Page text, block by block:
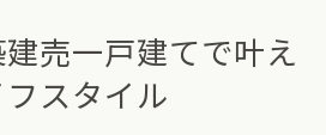
売一戸建てで叶え
スタイル